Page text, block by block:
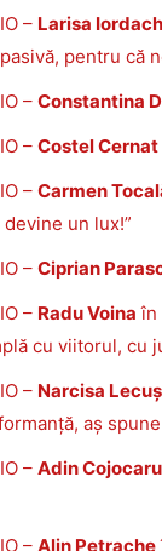
– Larisa
pentru că
– Constantina
– Costel Cernat
– Carmen
un lux!”
– Ciprian
– Radu Voina în
cu viitorul, cu
– Narcisa
aș
– Adin Cojocaru
– Alin Petrache